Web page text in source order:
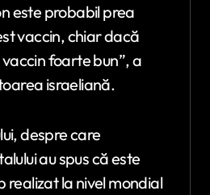
este probabil prea
vaccin, chiar dacă
foarte bun”, a
israeliană.
despre care
au spus că este
realizat la nivel mondial